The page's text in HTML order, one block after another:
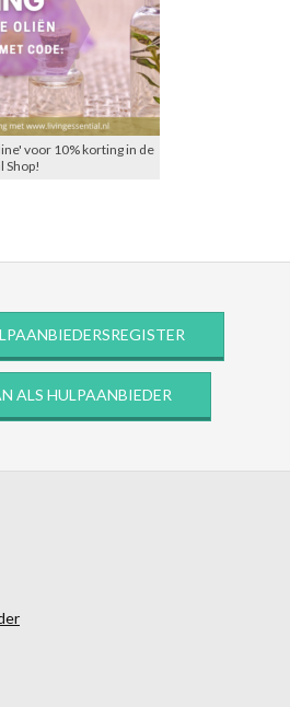
voor 10% korting in de
Shop!
ALS HULPAANBIEDER